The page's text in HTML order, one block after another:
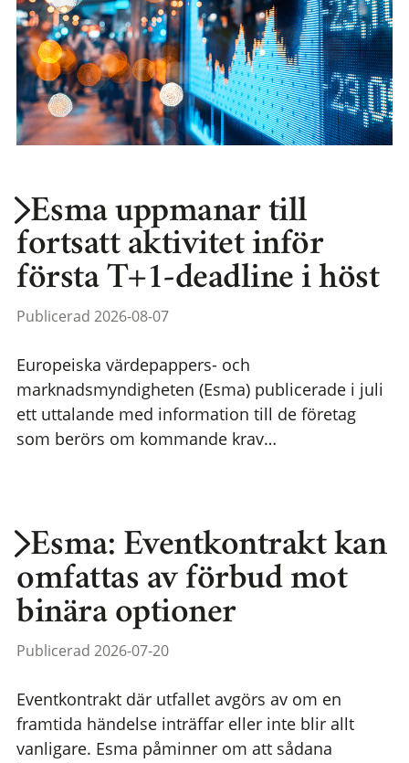
Esma uppmanar till
fortsatt aktivitet inför
första T+1-deadline i höst
Publicerad 2026-08-07
Europeiska värdepappers- och
marknadsmyndigheten (Esma) publicerade i juli
ett uttalande med information till de företag
som berörs om kommande krav…
Esma: Eventkontrakt kan
omfattas av förbud mot
binära optioner
Publicerad 2026-07-20
Eventkontrakt där utfallet avgörs av om en
framtida händelse inträffar eller inte blir allt
vanligare. Esma påminner om att sådana